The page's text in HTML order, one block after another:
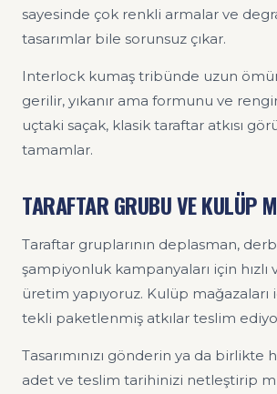
sayesinde çok renkli armalar ve
tasarımlar bile sorunsuz çıkar.
Interlock kumaş tribünde uzun
gerilir, yıkanır ama formunu ve
uçtaki saçak, klasik taraftar atkısı
tamamlar.
TARAFTAR GRUBU VE KULÜP
Taraftar gruplarının deplasman,
şampiyonluk kampanyaları için hızlı
üretim yapıyoruz. Kulüp mağazaları
tekli paketlenmiş atkılar teslim
Tasarımınızı gönderin ya da birlikte
adet ve teslim tarihinizi netleştirip